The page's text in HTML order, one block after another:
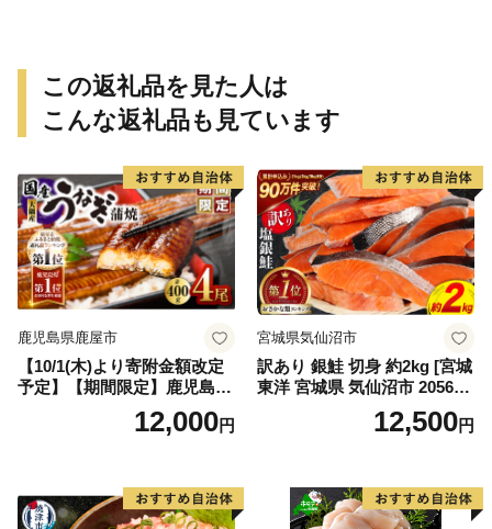
セット 詰合せ 飲み比べ 父の
日 ギフト プレゼント 贈り物
【bbi012-1】
この返礼品を見た人は
こんな返礼品も見ています
鹿児島県鹿屋市
【10/1(木)より寄附金額改定
予定】【期間限定】鹿児島県
大隅産うなぎ蒲焼4尾（400
g） KN007-02312,000円
宮城県気仙沼市
訳あり 銀鮭 切身 約2kg [宮城
東洋 宮城県 気仙沼市 205649
91] 鮭 魚介類 海鮮 訳アリ 規
格外 不揃い さけ サケ 鮭切身
切り身 魚 わけあり
12,500円